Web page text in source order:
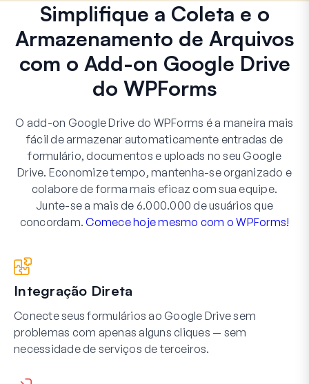
Simplifique a Coleta e o
Armazenamento de Arquivos
com o Add-on Google Drive
do WPForms
O add-on Google Drive do WPForms é a maneira mais
fácil de armazenar automaticamente entradas de
formulário, documentos e uploads no seu Google
Drive. Economize tempo, mantenha-se organizado e
colabore de forma mais eficaz com sua equipe.
Junte-se a mais de 6.000.000 de usuários que
concordam.Comece hoje mesmo com o WPForms!
Integração Direta
Conecte seus formulários ao Google Drive sem
problemas com apenas alguns cliques — sem
necessidade de serviços de terceiros.